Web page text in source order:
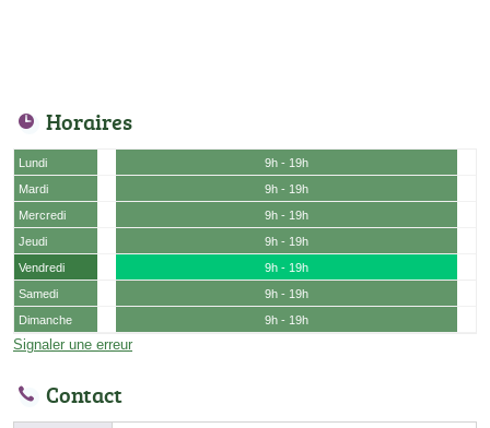
Horaires
Lundi
9h - 19h
Mardi
9h - 19h
Mercredi
9h - 19h
Jeudi
9h - 19h
Vendredi
9h - 19h
Samedi
9h - 19h
Dimanche
9h - 19h
Signaler une erreur
Contact